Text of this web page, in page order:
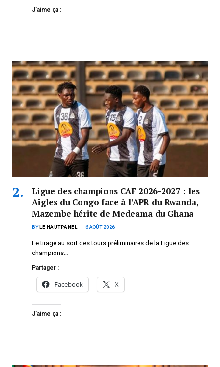
J’aime ça :
Ligue des champions CAF 2026-2027 : les
Aigles du Congo face à l’APR du Rwanda,
Mazembe hérite de Medeama du Ghana
BY LE HAUTPANEL 6 AOÛT 2026
Le tirage au sort des tours préliminaires de la Ligue des
champions…
Partager :
Facebook X
J’aime ça :